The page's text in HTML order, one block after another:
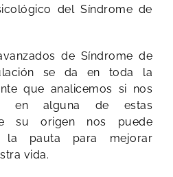
del Síndrome de
de Síndrome de
se da en toda la
que analicemos si nos
en alguna de estas
su origen nos puede
pauta para mejorar
vida.